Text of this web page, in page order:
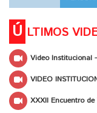
Ú LTIMOS
Video Institucional
VIDEO
XXXII Encuentro